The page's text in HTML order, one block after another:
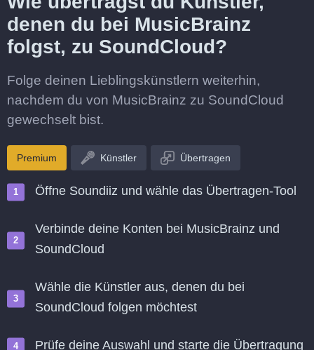
denen du bei MusicBrainz
folgst, zu SoundCloud?
Folge deinen Lieblingskünstlern weiterhin,
nachdem du von MusicBrainz zu SoundCloud
gewechselt bist.
Premium Künstler Übertragen
Öffne Soundiiz und wähle das Übertragen-Tool
Verbinde deine Konten bei MusicBrainz und
SoundCloud
Wähle die Künstler aus, denen du bei
SoundCloud folgen möchtest
Prüfe deine Auswahl und starte die Übertragung